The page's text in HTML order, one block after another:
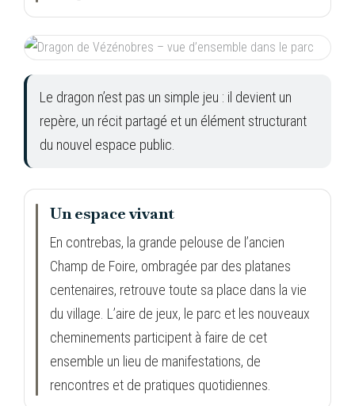
Le dragon n’est pas un simple jeu : il devient un
repère, un récit partagé et un élément structurant
du nouvel espace public.
Un espace vivant
En contrebas, la grande pelouse de l’ancien
Champ de Foire, ombragée par des platanes
centenaires, retrouve toute sa place dans la vie
du village. L’aire de jeux, le parc et les nouveaux
cheminements participent à faire de cet
ensemble un lieu de manifestations, de
rencontres et de pratiques quotidiennes.